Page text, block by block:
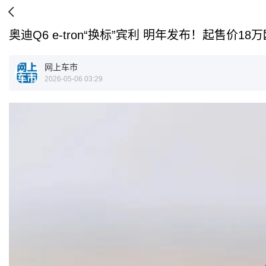
奥迪Q6 e-tron“换标”宾利 明年发布！起售价18
网上车市
2026-05-06 03:29